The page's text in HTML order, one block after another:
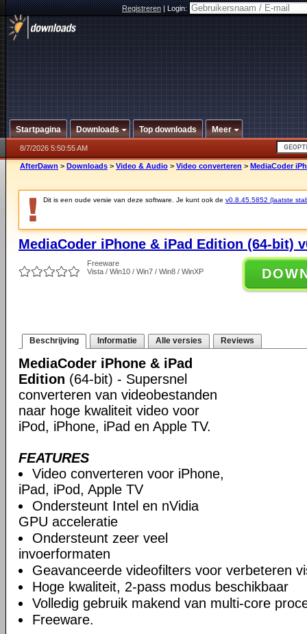
Registreren|Login:
Startpagina Downloads Top downloads Meer
8/7/2026 5:50:55 AM
AfterDawn > Downloads > Video & Audio > Video converteren > MediaCoder
Dit is een oude versie van deze software. Je kunt ook de v0.8.45.5852 (laatste
MediaCoder iPhone & iPad Edition (64-bit)
Freeware
Vista / Win10 / Win7 / Win8 / WinXP
Beschrijving Informatie Alle versies Reviews
MediaCoder iPhone & iPad
Edition (64-bit) - Supersnel
converteren van videobestanden
naar hoge kwaliteit video voor
iPod, iPhone, iPad en Apple TV.
FEATURES
Video converteren voor iPhone,
iPad, iPod, Apple TV
Ondersteunt Intel en nVidia
GPU acceleratie
Ondersteunt zeer veel
invoerformaten
Geavanceerde videofilters voor verbeteren
Hoge kwaliteit, 2-pass modus beschikbaar
Volledig gebruik makend van multi-core
Freeware.